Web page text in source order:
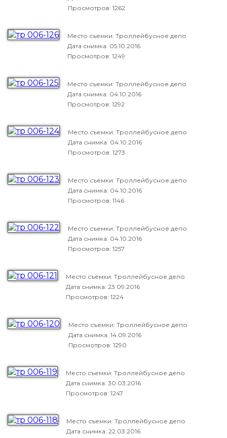
Просмотров: 1262
Место съемки: Троллейбусное депо
Дата снимка: 05.10.2016
Просмотров: 1249
Место съемки: Троллейбусное депо
Дата снимка: 04.10.2016
Просмотров: 1292
Место съемки: Троллейбусное депо
Дата снимка: 04.10.2016
Просмотров: 1273
Место съемки: Троллейбусное депо
Дата снимка: 04.10.2016
Просмотров: 1146
Место съемки: Троллейбусное депо
Дата снимка: 04.10.2016
Просмотров: 1257
Место съемки: Троллейбусное депо
Дата снимка: 23.09.2016
Просмотров: 1224
Место съемки: Троллейбусное депо
Дата снимка: 14.09.2016
Просмотров: 1290
Место съемки: Троллейбусное депо
Дата снимка: 30.03.2016
Просмотров: 1247
Место съемки: Троллейбусное депо
Дата снимка: 22.03.2016